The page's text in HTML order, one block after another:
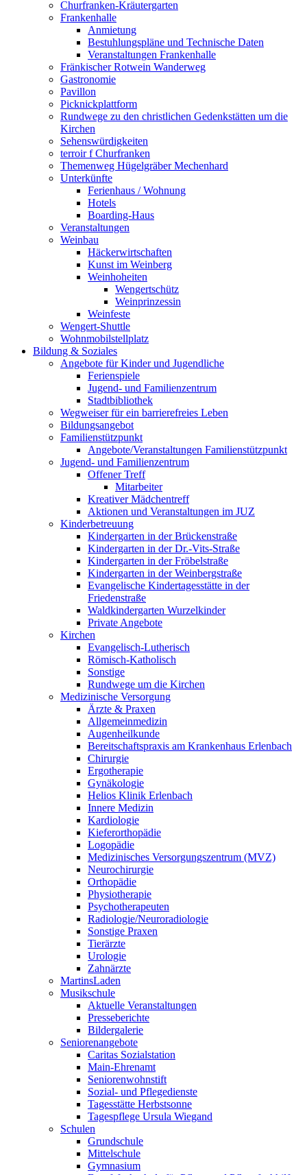
Churfranken-Kräutergarten
Frankenhalle
Anmietung
Bestuhlungspläne und Technische Daten
Veranstaltungen Frankenhalle
Fränkischer Rotwein Wanderweg
Gastronomie
Pavillon
Picknickplattform
Rundwege zu den christlichen Gedenkstätten um die
Kirchen
Sehenswürdigkeiten
terroir f Churfranken
Themenweg Hügelgräber Mechenhard
Unterkünfte
Ferienhaus / Wohnung
Hotels
Boarding-Haus
Veranstaltungen
Weinbau
Häckerwirtschaften
Kunst im Weinberg
Weinhoheiten
Wengertschütz
Weinprinzessin
Weinfeste
Wengert-Shuttle
Wohnmobilstellplatz
Bildung & Soziales
Angebote für Kinder und Jugendliche
Ferienspiele
Jugend- und Familienzentrum
Stadtbibliothek
Wegweiser für ein barrierefreies Leben
Bildungsangebot
Familienstützpunkt
Angebote/Veranstaltungen Familienstützpunkt
Jugend- und Familienzentrum
Offener Treff
Mitarbeiter
Kreativer Mädchentreff
Aktionen und Veranstaltungen im JUZ
Kinderbetreuung
Kindergarten in der Brückenstraße
Kindergarten in der Dr.-Vits-Straße
Kindergarten in der Fröbelstraße
Kindergarten in der Weinbergstraße
Evangelische Kindertagesstätte in der
Friedenstraße
Waldkindergarten Wurzelkinder
Private Angebote
Kirchen
Evangelisch-Lutherisch
Römisch-Katholisch
Sonstige
Rundwege um die Kirchen
Medizinische Versorgung
Ärzte & Praxen
Allgemeinmedizin
Augenheilkunde
Bereitschaftspraxis am Krankenhaus Erlenbach
Chirurgie
Ergotherapie
Gynäkologie
Helios Klinik Erlenbach
Innere Medizin
Kardiologie
Kieferorthopädie
Logopädie
Medizinisches Versorgungszentrum (MVZ)
Neurochirurgie
Orthopädie
Physiotherapie
Psychotherapeuten
Radiologie/Neuroradiologie
Sonstige Praxen
Tierärzte
Urologie
Zahnärzte
MartinsLaden
Musikschule
Aktuelle Veranstaltungen
Presseberichte
Bildergalerie
Seniorenangebote
Caritas Sozialstation
Main-Ehrenamt
Seniorenwohnstift
Sozial- und Pflegedienste
Tagesstätte Herbstsonne
Tagespflege Ursula Wiegand
Schulen
Grundschule
Mittelschule
Gymnasium